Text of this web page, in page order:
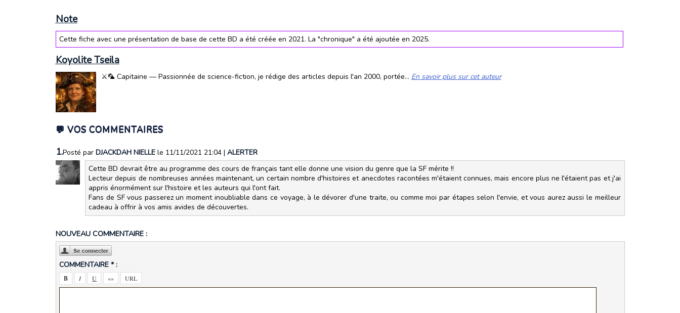
Note
Cette fiche avec une présentation de base de cette BD a été créée en 2021. La "chronique" a été ajoutée en 2025.
Koyolite Tseila
⚔️🦜 Capitaine — Passionnée de science-fiction, je rédige des articles depuis l'an 2000, portée... En savoir plus sur cet auteur
💬 VOS COMMENTAIRES
1.Posté par DJACKDAH NIELLE le 11/11/2021 21:04 | ALERTER
Cette BD devrait être au programme des cours de français tant elle donne une vision du genre que la SF mérite !!
Lecteur depuis de nombreuses années maintenant, un certain nombre d'histoires et anecdotes racontées m'étaient connues, mais encore plus ne l'étaient pas et j'ai
appris énormément sur l'histoire et les auteurs qui l'ont fait.
Fans de SF vous passerez un moment inoubliable dans ce voyage, à le dévorer d'une traite, ou comme moi par étapes selon l'envie, et vous aurez aussi le meilleur
cadeau à offrir à vos amis avides de découvertes.
NOUVEAU COMMENTAIRE :
COMMENTAIRE * :